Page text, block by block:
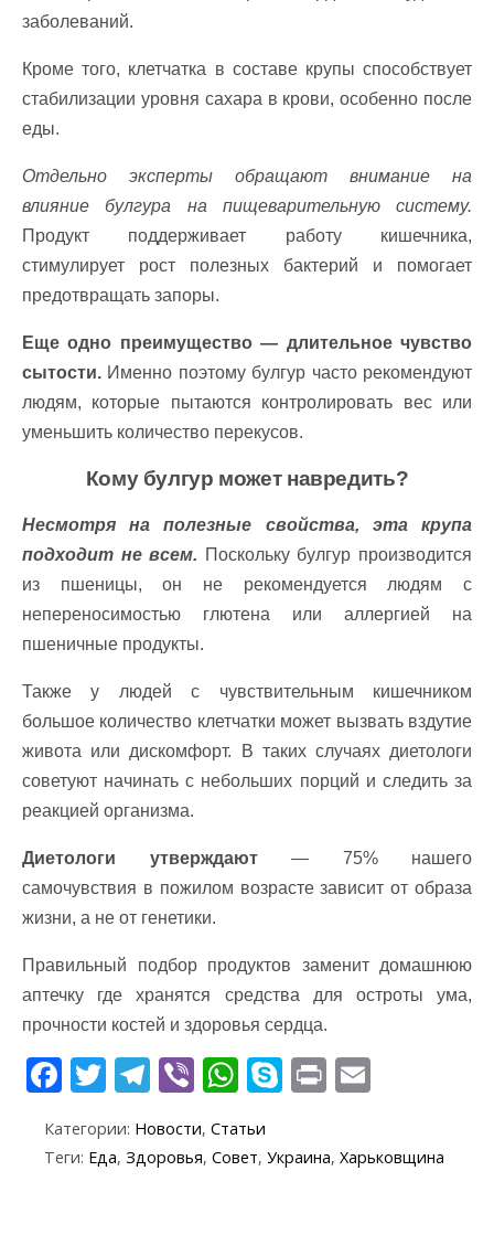
заболеваний.
Кроме того, клетчатка в составе крупы способствует
стабилизации уровня сахара в крови, особенно после
еды.
Отдельно эксперты обращают внимание на
влияние булгура на пищеварительную систему.
Продукт поддерживает работу кишечника,
стимулирует рост полезных бактерий и помогает
предотвращать запоры.
Еще одно преимущество — длительное чувство
сытости. Именно поэтому булгур часто рекомендуют
людям, которые пытаются контролировать вес или
уменьшить количество перекусов.
Кому булгур может навредить?
Несмотря на полезные свойства, эта крупа
подходит не всем. Поскольку булгур производится
из пшеницы, он не рекомендуется людям с
непереносимостью глютена или аллергией на
пшеничные продукты.
Также у людей с чувствительным кишечником
большое количество клетчатки может вызвать вздутие
живота или дискомфорт. В таких случаях диетологи
советуют начинать с небольших порций и следить за
реакцией организма.
Диетологи утверждают— 75% нашего
самочувствия в пожилом возрасте зависит от образа
жизни, а не от генетики.
Правильный подбор продуктов заменит домашнюю
аптечку где хранятся средства для остроты ума,
прочности костей и здоровья сердца.
F
e
T
itt
er
T
e
gr
Vi
er
W
at
S
y
p
Pr
t ai
Категории: Новости, Статьи
Теги: Еда, Здоровья, Совет, Украина, Харьковщина